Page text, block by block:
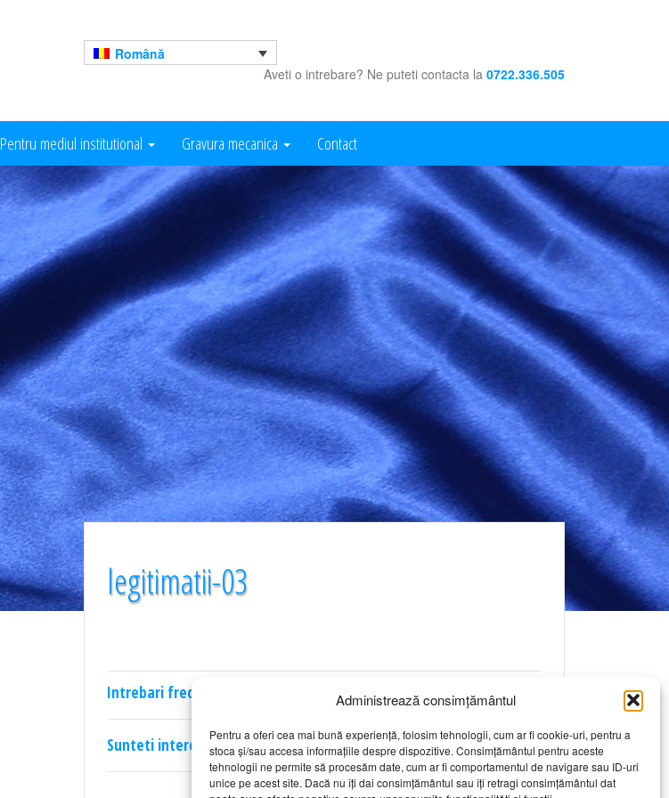
Administrează consimțământul
Pentru a oferi cea mai bună experiență, folosim tehnologii, cum ar fi cookie-uri, pentru a
stoca și/sau accesa informațiile despre dispozitive. Consimțământul pentru aceste
tehnologii ne permite să procesăm date, cum ar fi comportamentul de navigare sau ID-uri
unice pe acest site. Dacă nu îți dai consimțământul sau îți retragi consimțământul dat
Română
Aveti o intrebare? Ne puteti contacta la 0722.336.505
Pentru mediul institutional Gravura mecanica Contact
legitimatii-03
Intrebari frecvente
Sunteti interesat? Click aici pentru a solicita mai multe detalii. +